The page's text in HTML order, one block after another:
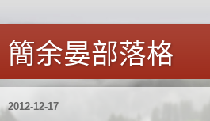
簡余晏部落格
2012-12-17